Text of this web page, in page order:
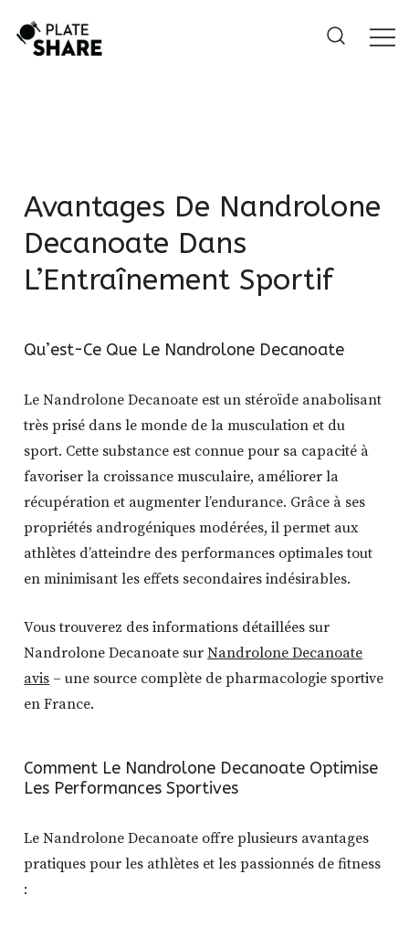
Avantages De Nandrolone
Decanoate Dans
L’Entraînement Sportif
Qu’est-Ce Que Le Nandrolone Decanoate
Le Nandrolone Decanoate est un stéroïde anabolisant
très prisé dans le monde de la musculation et du
sport. Cette substance est connue pour sa capacité à
favoriser la croissance musculaire, améliorer la
récupération et augmenter l’endurance. Grâce à ses
propriétés androgéniques modérées, il permet aux
athlètes d’atteindre des performances optimales tout
en minimisant les effets secondaires indésirables.
Vous trouverez des informations détaillées sur
Nandrolone Decanoate surNandrolone Decanoate
avis – une source complète de pharmacologie sportive
en France.
Comment Le Nandrolone Decanoate Optimise
Les Performances Sportives
Le Nandrolone Decanoate offre plusieurs avantages
pratiques pour les athlètes et les passionnés de fitness
: